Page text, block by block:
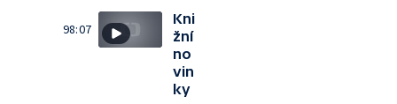
98:07
Kni
žní
no
vin
ky